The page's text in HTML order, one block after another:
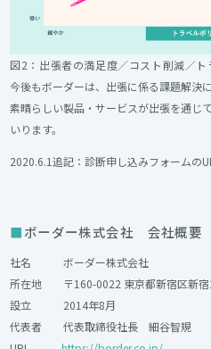
図2：出張者の満足度／コスト削減／
今後もボーダーは、出張に係る課題解決
素晴らしい製品・サービスが出張を通じ
いります。
2020.6.1追記：診断申し込みフォームの
ボーダー株式会社 会社概要
社名 ボーダー株式会社
所在地 〒160-0022 東京都新宿区新宿
設立 2014年8月
代表者 代表取締役社長 細谷智規